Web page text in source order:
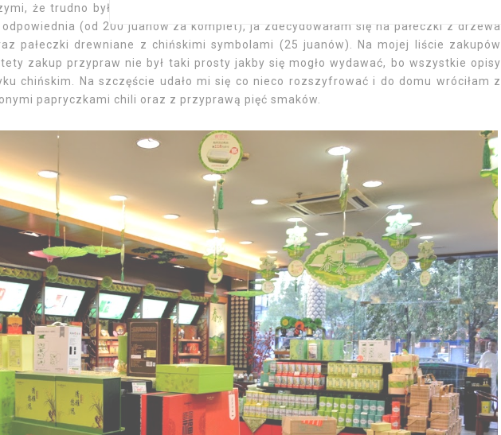
że trudno było się zdecydować, najpiękniej prezentowały się pałeczki z drzewa
(od 200 juanów za komplet), ja zdecydowałam się na pałeczki z drzewa
pałeczki drewniane z chińskimi symbolami (25 juanów). Na mojej liście zakupów
zakup przypraw nie był taki prosty jakby się mogło wydawać, bo wszystkie opisy
chińskim. Na szczęście udało mi się co nieco rozszyfrować i do domu wróciłam z
papryczkami chili oraz z przyprawą pięć smaków.